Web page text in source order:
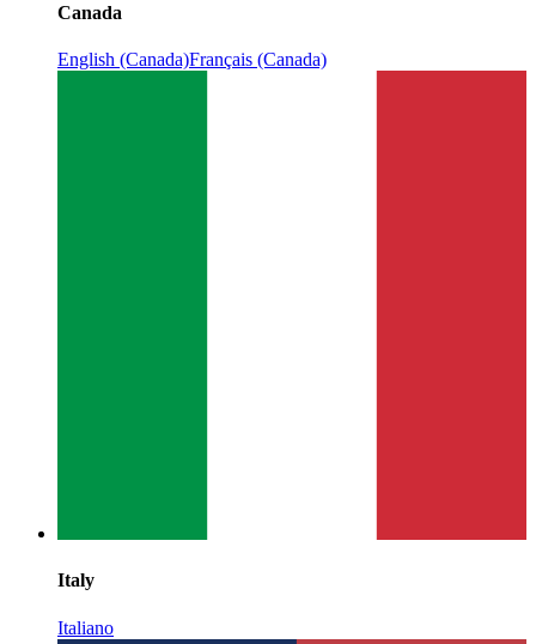
Canada
English (Canada)Français (Canada)
Italy
Italiano